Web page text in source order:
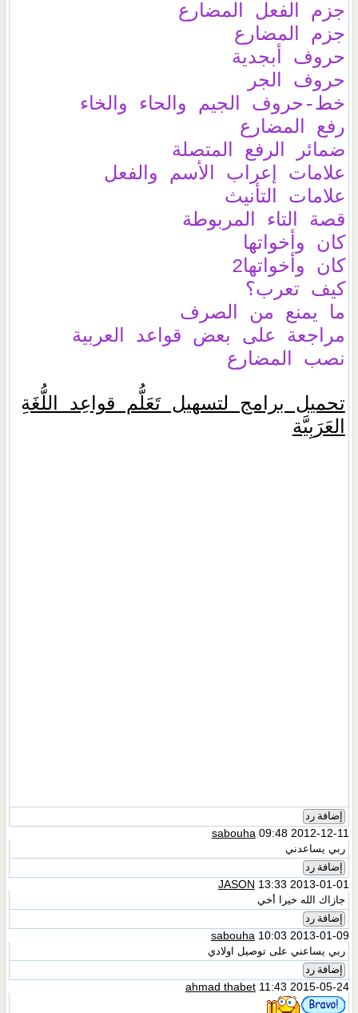
جزم الفعل المضارع
جزم المضارع
حروف أبجدية
حروف الجر
خط-حروف الجيم والحاء والخاء
رفع المضارع
ضمائر الرفع المتصلة
علامات إعراب الأسم والفعل
علامات التأنيث
قصة التاء المربوطة
كان وأخواتها
كان وأخواتها2
كيف تعرب؟
ما يمنع من الصرف
مراجعة على بعض قواعد العربية
نصب المضارع
تحميل برامج لتسهيل تَعَلُّم قواعِد اللُّغَةِ
العَرَبِيَّة
إضافة رد
sabouha 09:48 2012-12-11
ربي يساعدني
إضافة رد
JASON 13:33 2013-01-01
جازاك الله خيرا أخي
إضافة رد
sabouha 10:03 2013-01-09
ربي يساعني على توصيل اولادي
إضافة رد
ahmad thabet11:43 2015-05-24